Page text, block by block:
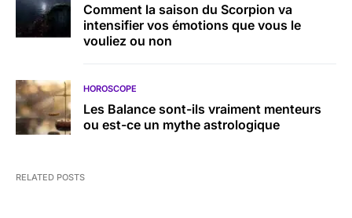
Comment la saison du Scorpion va
intensifier vos émotions que vous le
vouliez ou non
HOROSCOPE
Les Balance sont-ils vraiment menteurs
ou est-ce un mythe astrologique
RELATED POSTS